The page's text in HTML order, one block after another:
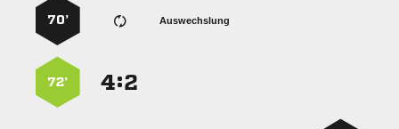
Auswechslung
70’
:
72’